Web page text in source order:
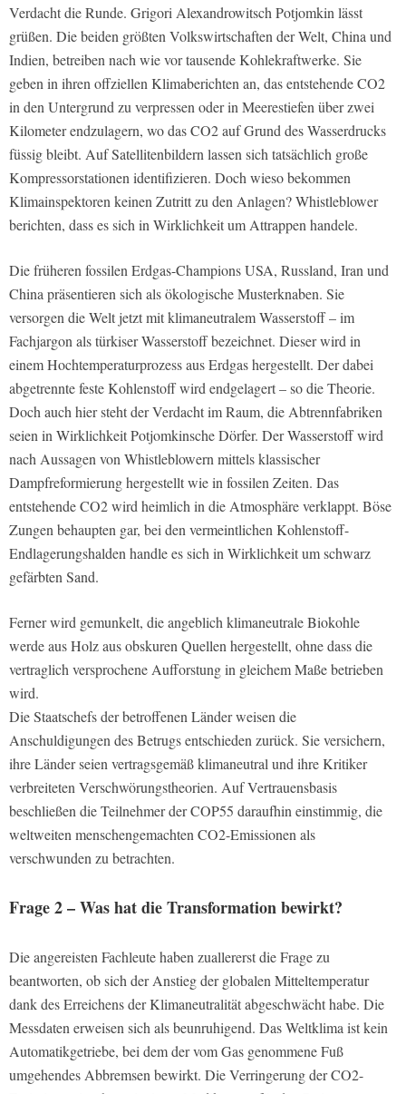
Verdacht die Runde. Grigori Alexandrowitsch Potjomkin lässt
grüßen. Die beiden größten Volkswirtschaften der Welt, China und
Indien, betreiben nach wie vor tausende Kohlekraftwerke. Sie
geben in ihren offziellen Klimaberichten an, das entstehende CO2
in den Untergrund zu verpressen oder in Meerestiefen über zwei
Kilometer endzulagern, wo das CO2 auf Grund des Wasserdrucks
füssig bleibt. Auf Satellitenbildern lassen sich tatsächlich große
Kompressorstationen identifizieren. Doch wieso bekommen
Klimainspektoren keinen Zutritt zu den Anlagen? Whistleblower
berichten, dass es sich in Wirklichkeit um Attrappen handele.
Die früheren fossilen Erdgas-Champions USA, Russland, Iran und
China präsentieren sich als ökologische Musterknaben. Sie
versorgen die Welt jetzt mit klimaneutralem Wasserstoff – im
Fachjargon als türkiser Wasserstoff bezeichnet. Dieser wird in
einem Hochtemperaturprozess aus Erdgas hergestellt. Der dabei
abgetrennte feste Kohlenstoff wird endgelagert – so die Theorie.
Doch auch hier steht der Verdacht im Raum, die Abtrennfabriken
seien in Wirklichkeit Potjomkinsche Dörfer. Der Wasserstoff wird
nach Aussagen von Whistleblowern mittels klassischer
Dampfreformierung hergestellt wie in fossilen Zeiten. Das
entstehende CO2 wird heimlich in die Atmosphäre verklappt. Böse
Zungen behaupten gar, bei den vermeintlichen Kohlenstoff-
Endlagerungshalden handle es sich in Wirklichkeit um schwarz
gefärbten Sand.
Ferner wird gemunkelt, die angeblich klimaneutrale Biokohle
werde aus Holz aus obskuren Quellen hergestellt, ohne dass die
vertraglich versprochene Aufforstung in gleichem Maße betrieben
wird.
Die Staatschefs der betroffenen Länder weisen die
Anschuldigungen des Betrugs entschieden zurück. Sie versichern,
ihre Länder seien vertragsgemäß klimaneutral und ihre Kritiker
verbreiteten Verschwörungstheorien. Auf Vertrauensbasis
beschließen die Teilnehmer der COP55 daraufhin einstimmig, die
weltweiten menschengemachten CO2-Emissionen als
verschwunden zu betrachten.
Frage 2 – Was hat die Transformation bewirkt?
Die angereisten Fachleute haben zuallererst die Frage zu
beantworten, ob sich der Anstieg der globalen Mitteltemperatur
dank des Erreichens der Klimaneutralität abgeschwächt habe. Die
Messdaten erweisen sich als beunruhigend. Das Weltklima ist kein
Automatikgetriebe, bei dem der vom Gas genommene Fuß
umgehendes Abbremsen bewirkt. Die Verringerung der CO2-